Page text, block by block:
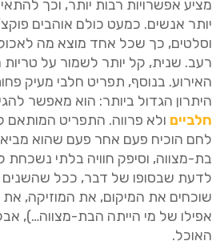
מציע אפשרויות רבות יותר, וכך
יותר אנשים. כמעט כולם אוהבים
וסלטים, כך שכל אחד מוצא מה
רעב. שנית, קל יותר לשמור על
האירוע. בנוסף, תפריט חלבי מעיק
היתרון הגדול ביותר: הוא מאפשר
חלביים ולא פרווה. התפריט המותאם
לחם הוכיח פעם אחר פעם שהוא
בת-מצווה, וסיפק חוויה בלתי נשכחת
לדעת שבסופו של דבר, ככל שהשנים
שוכחים את המיקום, את המוזיקה,
אפילו של מי הייתה הבת-מצווה…),
האוכל.